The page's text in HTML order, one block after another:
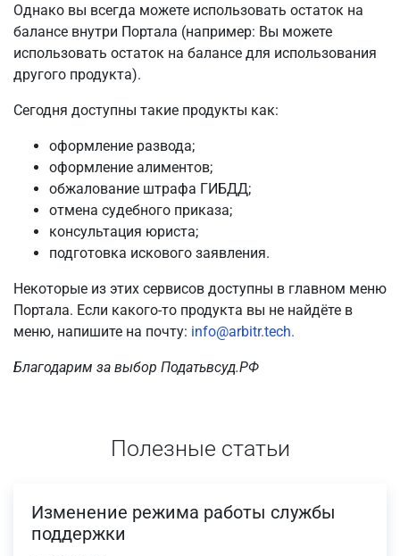
Однако вы всегда можете использовать остаток на
балансе внутри Портала (например: Вы можете
использовать остаток на балансе для использования
другого продукта).
Сегодня доступны такие продукты как:
оформление развода;
оформление алиментов;
обжалование штрафа ГИБДД;
отмена судебного приказа;
консультация юриста;
подготовка искового заявления.
Некоторые из этих сервисов доступны в главном меню
Портала. Если какого-то продукта вы не найдёте в
меню, напишите на почту: info@arbitr.tech.
Благодарим за выбор Податьвсуд.РФ
Полезные статьи
Изменение режима работы службы
поддержки